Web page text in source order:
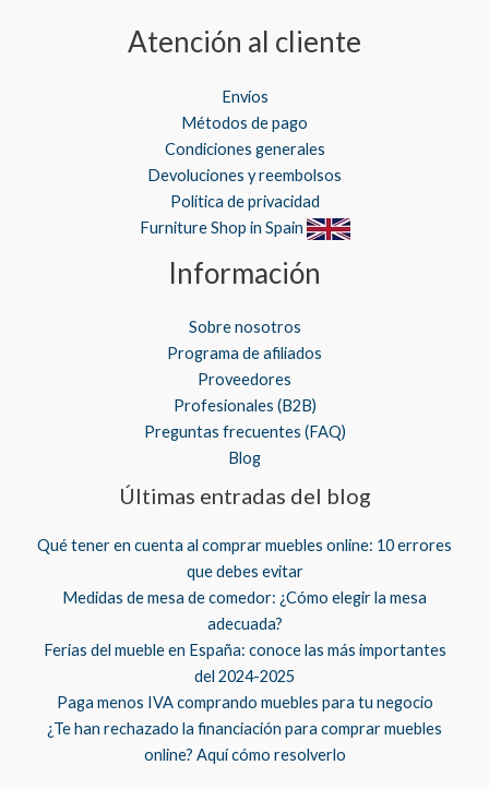
Atención al cliente
Envíos
Métodos de pago
Condiciones generales
Devoluciones y reembolsos
Política de privacidad
Furniture Shop in Spain
Información
Sobre nosotros
Programa de afiliados
Proveedores
Profesionales (B2B)
Preguntas frecuentes (FAQ)
Blog
Últimas entradas del blog
Qué tener en cuenta al comprar muebles online: 10 errores
que debes evitar
Medidas de mesa de comedor: ¿Cómo elegir la mesa
adecuada?
Ferias del mueble en España: conoce las más importantes
del 2024-2025
Paga menos IVA comprando muebles para tu negocio
¿Te han rechazado la financiación para comprar muebles
online? Aquí cómo resolverlo